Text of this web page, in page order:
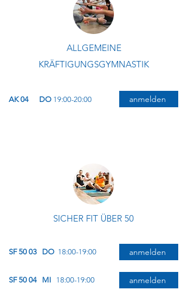
ALLGEMEINE
KRÄFTIGUNGSGYMNASTIK
AK 04 DO 19:00-20:00 anmelden
SICHER FIT ÜBER 50
SF 50 03 DO 18:00-19:00
SF 50 04 MI 18:00-19:00
anmelden
anmelden